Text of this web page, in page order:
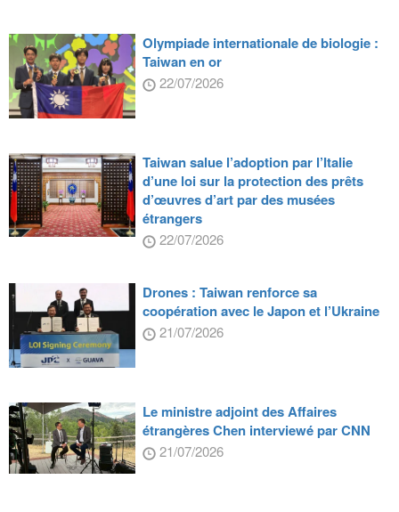
Olympiade internationale de biologie :
Taiwan en or
22/07/2026
Taiwan salue l’adoption par l’Italie
d’une loi sur la protection des prêts
d’œuvres d’art par des musées
étrangers
22/07/2026
Drones : Taiwan renforce sa
coopération avec le Japon et l’Ukraine
21/07/2026
Le ministre adjoint des Affaires
étrangères Chen interviewé par CNN
21/07/2026